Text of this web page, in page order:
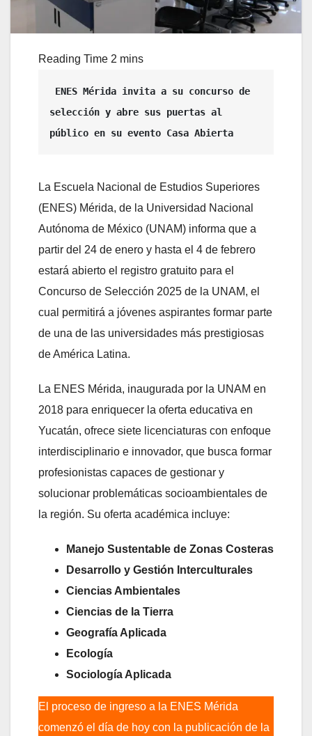
ENES Mérida invita a su concurso de
selección y abre sus puertas al
público en su evento Casa Abierta
La Escuela Nacional de Estudios Superiores
(ENES) Mérida, de la Universidad Nacional
Autónoma de México (UNAM) informa que a
partir del 24 de enero y hasta el 4 de febrero
estará abierto el registro gratuito para el
Concurso de Selección 2025 de la UNAM, el
cual permitirá a jóvenes aspirantes formar parte
de una de las universidades más prestigiosas
de América Latina.
La ENES Mérida, inaugurada por la UNAM en
2018 para enriquecer la oferta educativa en
Yucatán, ofrece siete licenciaturas con enfoque
interdisciplinario e innovador, que busca formar
profesionistas capaces de gestionar y
solucionar problemáticas socioambientales de
la región. Su oferta académica incluye:
Manejo Sustentable de Zonas Costeras
Desarrollo y Gestión Interculturales
Ciencias Ambientales
Ciencias de la Tierra
Geografía Aplicada
Ecología
Sociología Aplicada
El proceso de ingreso a la ENES Mérida
comenzó el día de hoy con la publicación de la